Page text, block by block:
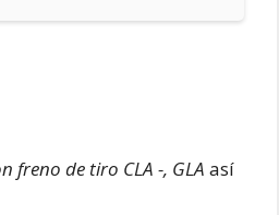
freno de tiro CLA -, GLA así